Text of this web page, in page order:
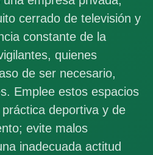
cerrado de televisión y
constante de la
quienes
de ser necesario,
Emplee estos espacios
deportiva y de
evite malos
inadecuada actitud